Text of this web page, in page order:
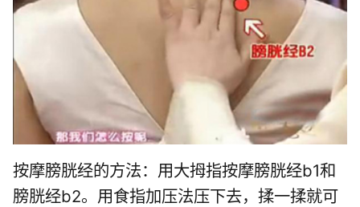
按摩膀胱经的方法：用大拇指按摩膀胱经b1和
膀胱经b2。用食指加压法压下去，揉一揉就可